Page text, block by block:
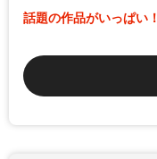
話題の作品がいっぱい！